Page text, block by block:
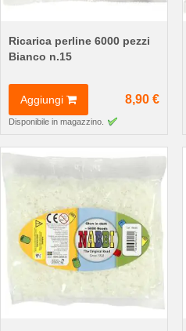
Ricarica perline 6000 pezzi
Bianco n.15
Aggiungi 8,90 €
Disponibile in magazzino.